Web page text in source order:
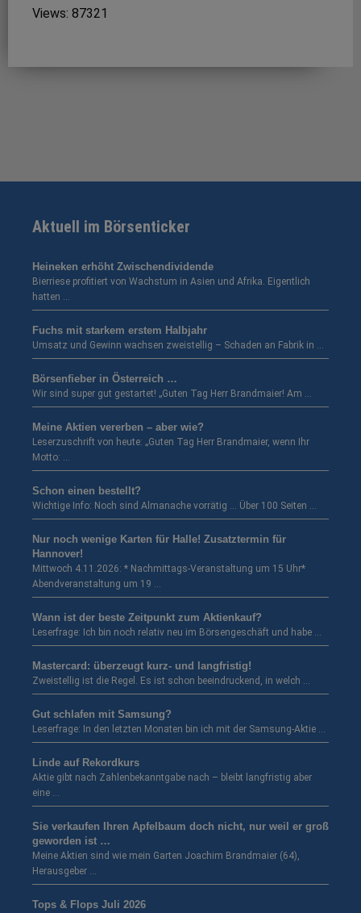
Views: 87321
Aktuell im Börsenticker
Heineken erhöht Zwischendividende
Bierriese profitiert von Wachstum in Asien und Afrika. Eigentlich
hatten …
Fuchs mit starkem erstem Halbjahr
Umsatz und Gewinn wachsen zweistellig – Schaden an Fabrik in …
Börsenfieber in Österreich …
Wir sind super gut gestartet! „Guten Tag Herr Brandmaier! Am …
Meine Aktien vererben – aber wie?
Leserzuschrift von heute: „Guten Tag Herr Brandmaier, wenn Ihr
Motto: …
Schon einen bestellt?
Wichtige Info: Noch sind Almanache vorrätig … Über 100 Seiten …
Nur noch wenige Karten für Halle! Zusatztermin für
Hannover!
Mittwoch 4.11.2026: * Nachmittags-Veranstaltung um 15 Uhr*
Abendveranstaltung um 19 …
Wann ist der beste Zeitpunkt zum Aktienkauf?
Leserfrage: Ich bin noch relativ neu im Börsengeschäft und habe …
Mastercard: überzeugt kurz- und langfristig!
Zweistellig ist die Regel. Es ist schon beeindruckend, in welch …
Gut schlafen mit Samsung?
Leserfrage: In den letzten Monaten bin ich mit der Samsung-Aktie …
Linde auf Rekordkurs
Aktie gibt nach Zahlenbekanntgabe nach – bleibt langfristig aber
eine …
Sie verkaufen Ihren Apfelbaum doch nicht, nur weil er groß
geworden ist …
Meine Aktien sind wie mein Garten Joachim Brandmaier (64),
Herausgeber …
Tops & Flops Juli 2026